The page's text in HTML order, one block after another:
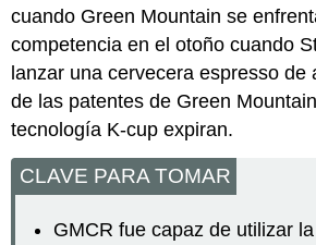
cuando Green Mountain se
competencia en el otoño cuando
lanzar una cervecera espresso de
de las patentes de Green
tecnología K-cup expiran.
CLAVE PARA TOMAR
GMCR fue capaz de utilizar